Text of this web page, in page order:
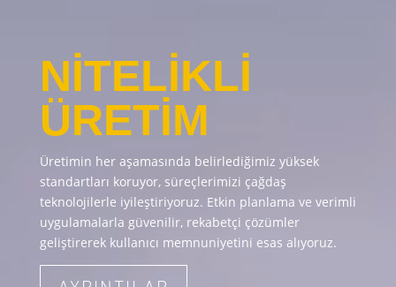
NİTELİKLİ
ÜRETİM
Üretimin her aşamasında belirlediğimiz yüksek
standartları koruyor, süreçlerimizi çağdaş
teknolojilerle iyileştiriyoruz. Etkin planlama ve verimli
uygulamalarla güvenilir, rekabetçi çözümler
geliştirerek kullanıcı memnuniyetini esas alıyoruz.